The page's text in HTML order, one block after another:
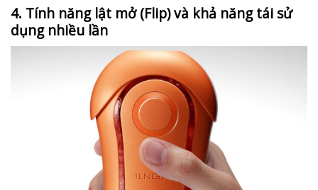
4. Tính năng lật mở (Flip) và khả năng tái sử
dụng nhiều lần